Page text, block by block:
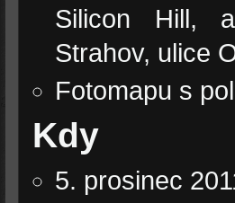
Silicon Hill,
Strahov, ulice
Fotomapu s
Kdy
5. prosinec